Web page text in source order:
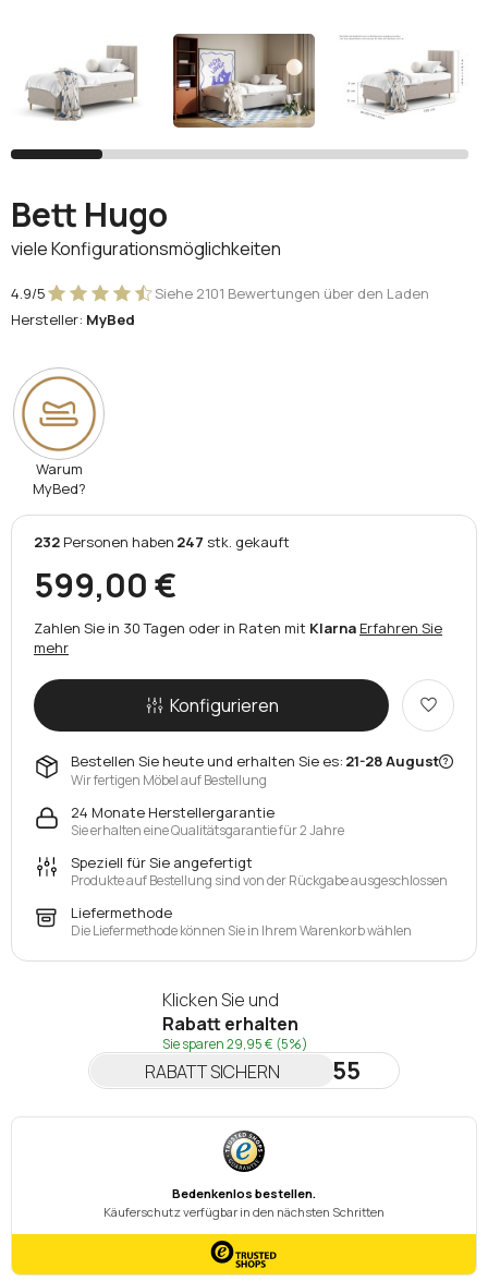
Facebook Google
Sie haben noch kein Konto?
Bett Hugo
viele Konfigurationsmöglichkeiten
4.9/5
Siehe 2101 Bewertungen über den Laden
Hersteller: MyBed
Warum
MyBed?
232 Personen haben 247 stk. gekauft
599,00 €
Zahlen Sie in 30 Tagen oder in Raten mit Klarna Erfahren Sie
mehr
Konfigurieren
Bestellen Sie heute und erhalten Sie es: 21-28 August
Wir fertigen Möbel auf Bestellung
24 Monate Herstellergarantie
Sie erhalten eine Qualitätsgarantie für 2 Jahre
Speziell für Sie angefertigt
Produkte auf Bestellung sind von der Rückgabe ausgeschlossen
Liefermethode
Die Liefermethode können Sie in Ihrem Warenkorb wählen
Klicken Sie und
Rabatt erhalten
Sie sparen29,95 € (5%)
RABATT SICHERN
NEWSLETTER55